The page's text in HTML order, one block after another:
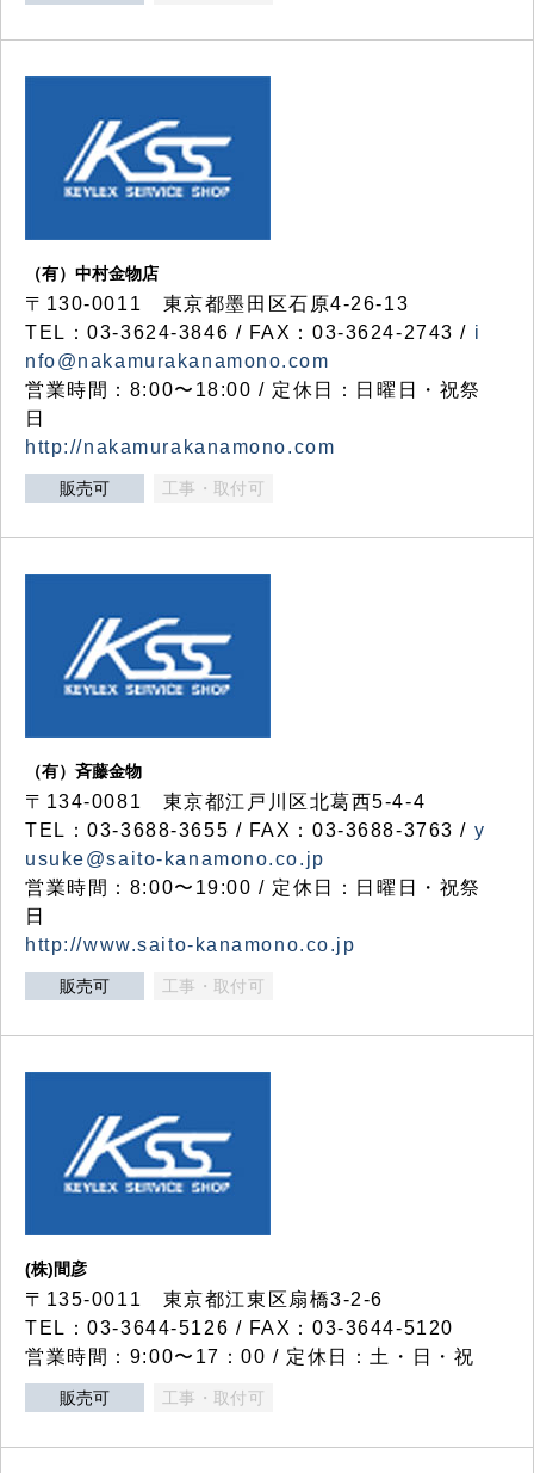
（有）中村金物店
〒130-0011 東京都墨田区石原4-26-13
TEL：03-3624-3846 / FAX：03-3624-2743 / i
nfo@nakamurakanamono.com
営業時間：8:00〜18:00 / 定休日：日曜日・祝祭
日
http://nakamurakanamono.com
販売可 工事・取付可
（有）斉藤金物
〒134-0081 東京都江戸川区北葛西5-4-4
TEL：03-3688-3655 / FAX：03-3688-3763 / y
usuke@saito-kanamono.co.jp
営業時間：8:00〜19:00 / 定休日：日曜日・祝祭
日
http://www.saito-kanamono.co.jp
販売可 工事・取付可
(株)間彦
〒135-0011 東京都江東区扇橋3-2-6
TEL：03-3644-5126 / FAX：03-3644-5120
営業時間：9:00〜17：00 / 定休日：土・日・祝
販売可 工事・取付可